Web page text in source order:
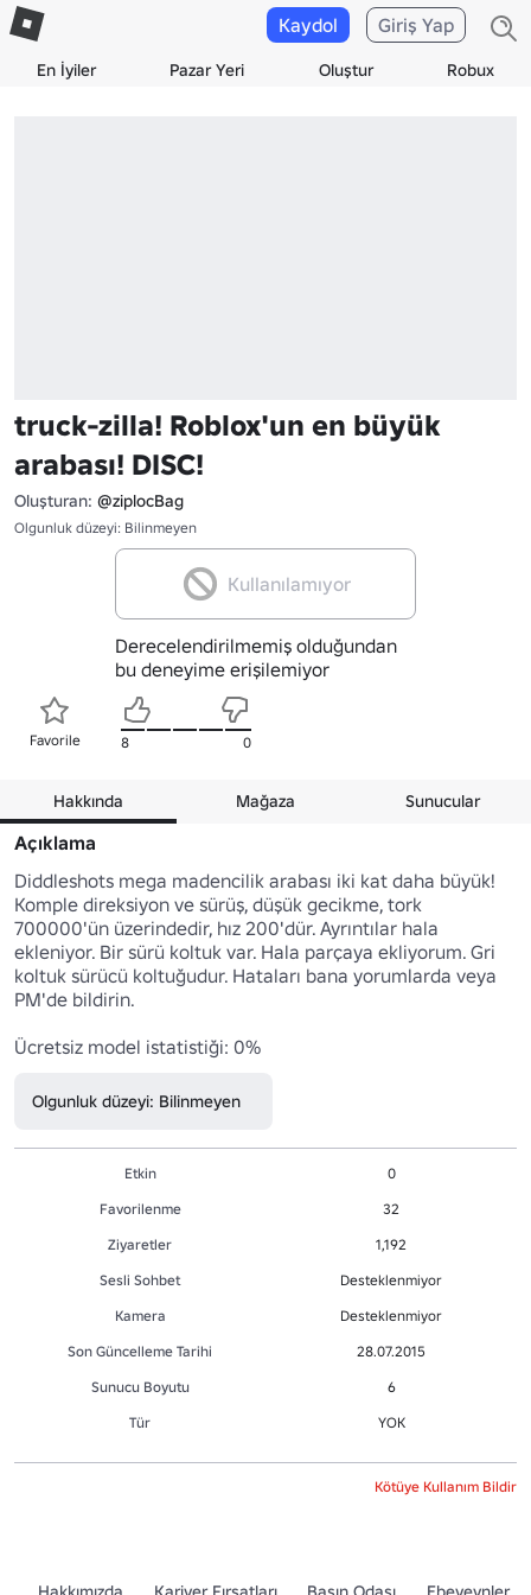
En İyiler Pazar Yeri Oluştur Robux
Kaydol Giriş Yap
truck-zilla! Roblox'un en büyük
arabası! DISC!
Oluşturan: @ziplocBag
Olgunluk düzeyi: Bilinmeyen
Kullanılamıyor
Derecelendirilmemiş olduğundan
bu deneyime erişilemiyor
Favorile 8 0
Hakkında Mağaza Sunucular
Açıklama
Diddleshots mega madencilik arabası iki kat daha büyük!
Komple direksiyon ve sürüş, düşük gecikme, tork
700000'ün üzerindedir, hız 200'dür. Ayrıntılar hala
ekleniyor. Bir sürü koltuk var. Hala parçaya ekliyorum. Gri
koltuk sürücü koltuğudur. Hataları bana yorumlarda veya
PM'de bildirin.
Ücretsiz model istatistiği: 0%
Olgunluk düzeyi: Bilinmeyen
Etkin
0
Favorilenme
32
Ziyaretler
1,192
Sesli Sohbet
Desteklenmiyor
Kamera
Desteklenmiyor
Son Güncelleme Tarihi
28.07.2015
Sunucu Boyutu
6
Tür
YOK
Kötüye Kullanım Bildir